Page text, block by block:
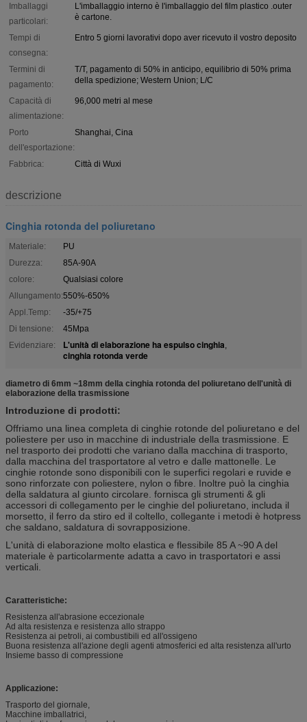
Imballaggi
particolari:
L'imballaggio interno è l'imballaggio del film plastico .outer
è cartone.
Tempi di
consegna:
Entro 5 giorni lavorativi dopo aver ricevuto il vostro deposito
Termini di
pagamento:
T/T, pagamento di 50% in anticipo, equilibrio di 50% prima
della spedizione; Western Union; L/C
Capacità di
alimentazione:
96,000 metri al mese
Porto
dell'esportazione:
Shanghai, Cina
Fabbrica: Città di Wuxi
descrizione
Cinghia rotonda del poliuretano
Materiale:
PU
Durezza:
85A-90A
colore:
Qualsiasi colore
Allungamento:550%-650%
Appl.Temp:
-35/+75
Di tensione:
45Mpa
Evidenziare:
L'unità di elaborazione ha espulso cinghia,
cinghia rotonda verde
diametro di 6mm ~18mm della cinghia rotonda del poliuretano dell'unità di
elaborazione della trasmissione
Introduzione di prodotti:
Offriamo una linea completa di cinghie rotonde del poliuretano e del
poliestere per uso in macchine di industriale della trasmissione. E
nel trasporto dei prodotti che variano dalla macchina di trasporto,
dalla macchina del trasportatore al vetro e dalle mattonelle. Le
cinghie rotonde sono disponibili con le superfici regolari e ruvide e
sono rinforzate con poliestere, nylon o fibre. Inoltre può la cinghia
della saldatura al giunto circolare. fornisca gli strumenti & gli
accessori di collegamento per le cinghie del poliuretano, includa il
morsetto, il ferro da stiro ed il coltello, collegante i metodi è hotpress
che saldano, saldatura di sovrapposizione.
L'unità di elaborazione molto elastica e flessibile 85 A ~90 A del
materiale è particolarmente adatta a cavo in trasportatori e assi
verticali.
Caratteristiche:
Resistenza all'abrasione eccezionale
Ad alta resistenza e resistenza allo strappo
Resistenza ai petroli, ai combustibili ed all'ossigeno
Buona resistenza all'azione degli agenti atmosferici ed alta resistenza all'urto
Insieme basso di compressione
Applicazione:
Trasporto del giornale,
Macchine imballatrici,